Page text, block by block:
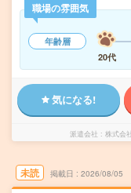
職場の雰囲気
年齢層
20代
気になる!
派遣会社 株式会
未読 掲載日 2026/08/05